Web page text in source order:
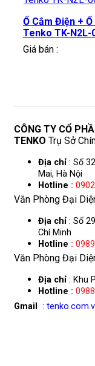
Ổ Cắm Điện +
Tenko TK-N2L-
Giá bán :
CÔNG TY CỔ
TENKO Trụ Sở
Địa chỉ : Số
Mai, Hà Nội
Hotline :
Văn Phòng Đại
Địa chỉ : Số
Chí Minh
Hotline :
Văn Phòng Đại
Địa chỉ : Khu
Hotline :
Gmail
: